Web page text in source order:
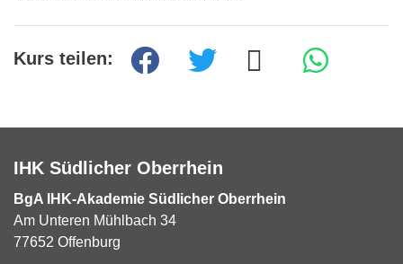
Kurs teilen:
IHK Südlicher Oberrhein
BgA IHK-Akademie Südlicher Oberrhein
Am Unteren Mühlbach 34
77652 Offenburg